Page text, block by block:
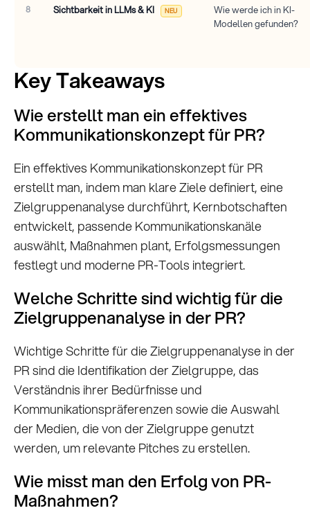
8 Sichtbarkeit in LLMs & KI NEU
Wie werde ich in KI-
Modellen gefunden?
Key Takeaways
Wie erstellt man ein effektives
Kommunikationskonzept für PR?
Ein effektives Kommunikationskonzept für PR
erstellt man, indem man klare Ziele definiert, eine
Zielgruppenanalyse durchführt, Kernbotschaften
entwickelt, passende Kommunikationskanäle
auswählt, Maßnahmen plant, Erfolgsmessungen
festlegt und moderne PR-Tools integriert.
Welche Schritte sind wichtig für die
Zielgruppenanalyse in der PR?
Wichtige Schritte für die Zielgruppenanalyse in der
PR sind die Identifikation der Zielgruppe, das
Verständnis ihrer Bedürfnisse und
Kommunikationspräferenzen sowie die Auswahl
der Medien, die von der Zielgruppe genutzt
werden, um relevante Pitches zu erstellen.
Wie misst man den Erfolg von PR-
Maßnahmen?